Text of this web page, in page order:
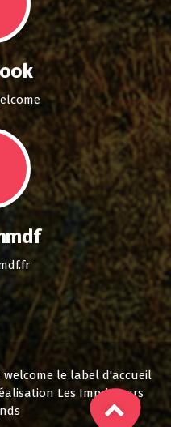
welcome le label d'accueil
Les Imprimeurs